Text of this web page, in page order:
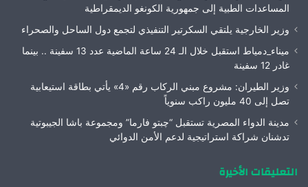
المساعدات الطبية إلى جمهورية الكونغو الديمقراطية
وزير الخارجية يلتقي السكرتير التنفيذي لتجمع دول الساحل والصحراء
ميناء_دمياط استقبل خلال الـ 24 ساعة الماضية عدد 13 سفينة .. بينما
غادر 12 سفينة
وزير الطيران: مشروع مبني الركاب رقم «4» يأتي بطاقة استيعابية
تصل إلى 40 مليون راكب سنوياً
مدينة الدواء المصرية تستقبل “چبتو فارما” ومجموعة باشا الجيبوتية
تدشنان شراكة استراتيجية لدعم الأمن الدوائي
التعليقات الأخيرة